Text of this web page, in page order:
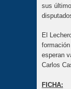
sus
El
esperan
Carlos
FICHA: